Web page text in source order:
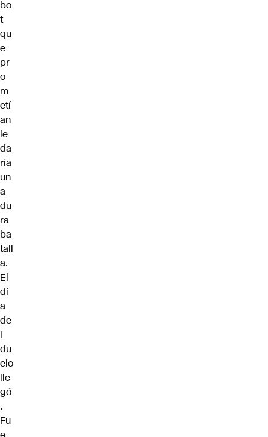
bo
t
qu
e
pr
o
m
etí
an
le
da
ría
un
a
du
ra
ba
tall
a.
El
dí
a
de
l
du
elo
lle
gó
.
Fu